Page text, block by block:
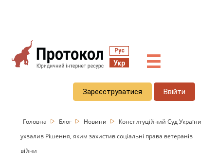
Рус
Укр ☰
Зареєструватися Ввійти
Головна Блог Новини
Конституційний Суд України
ухвалив Рішення, яким захистив соціальні права ветеранів
війни